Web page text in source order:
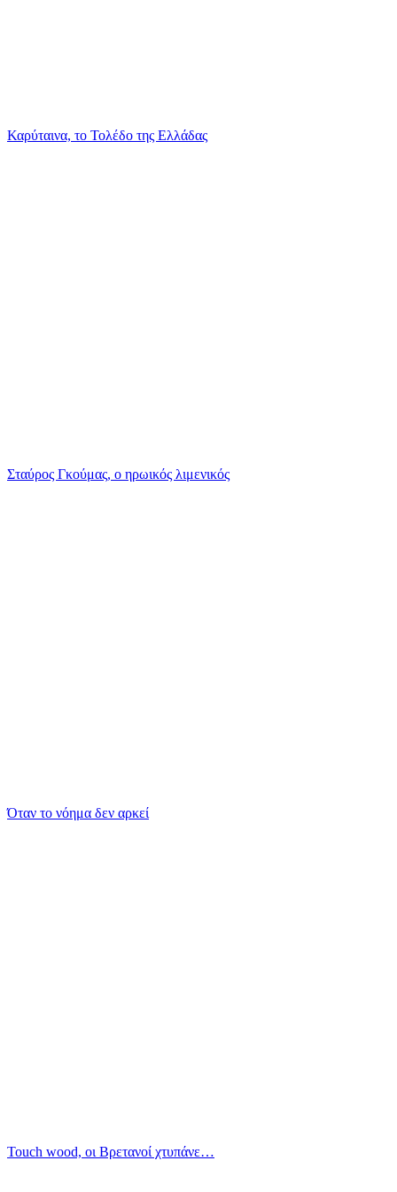
Καρύταινα, το Τολέδο της Ελλάδας
Σταύρος Γκούμας, ο ηρωικός λιμενικός
Όταν το νόημα δεν αρκεί
Touch wood, οι Βρετανοί χτυπάνε…